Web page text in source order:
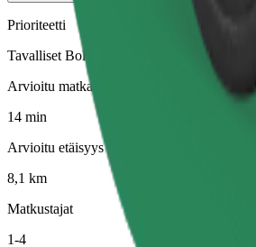
Prioriteetti
Tavalliset Bolt-kyydit nopeammalla noudolla
Arvioitu matka-aika
14 min
Arvioitu etäisyys
8,1 km
Matkustajat
1-4